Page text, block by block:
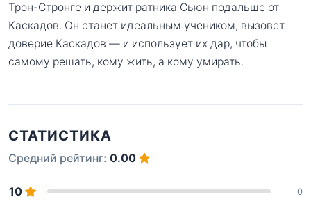
Трон-Стронге и держит ратника Сьюн подальше от
Каскадов. Он станет идеальным учеником, вызовет
доверие Каскадов — и использует их дар, чтобы
самому решать, кому жить, а кому умирать.
СТАТИСТИКА
Средний рейтинг: 0.00
10 0